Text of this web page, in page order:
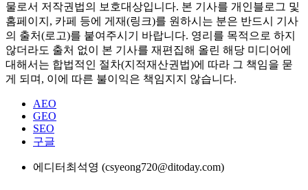
물로서 저작권법의 보호대상입니다. 본 기사를 개인블로그 및
홈페이지, 카페 등에 게재(링크)를 원하시는 분은 반드시 기사
의 출처(로고)를 붙여주시기 바랍니다. 영리를 목적으로 하지
않더라도 출처 없이 본 기사를 재편집해 올린 해당 미디어에
대해서는 합법적인 절차(지적재산권법)에 따라 그 책임을 묻
게 되며, 이에 따른 불이익은 책임지지 않습니다.
AEO
GEO
SEO
구글
에디터 최석영 (csyeong720@ditoday.com)